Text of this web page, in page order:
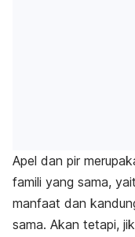
Apel dan pir
famili yang sama,
manfaat dan
sama. Akan tetapi,